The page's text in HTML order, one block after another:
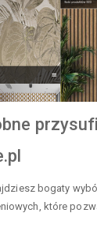
bogaty
które